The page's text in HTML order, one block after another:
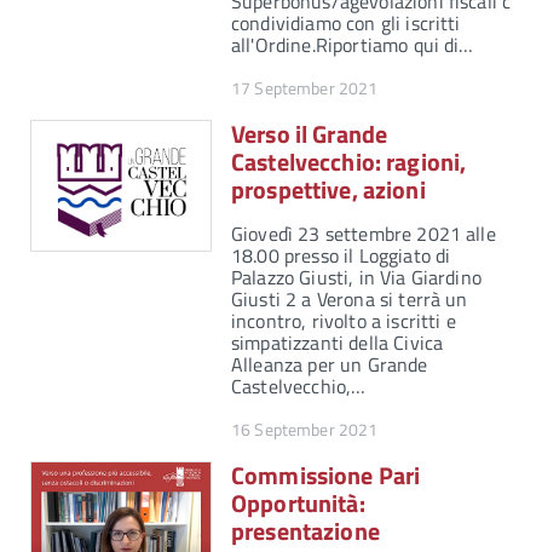
condividiamo con gli iscritti
all'Ordine.Riportiamo qui di…
17 September 2021
Verso il Grande
Castelvecchio: ragioni,
prospettive, azioni
Giovedì 23 settembre 2021 alle
18.00 presso il Loggiato di
Palazzo Giusti, in Via Giardino
Giusti 2 a Verona si terrà un
incontro, rivolto a iscritti e
simpatizzanti della Civica
Alleanza per un Grande
Castelvecchio,…
16 September 2021
Commissione Pari
Opportunità:
presentazione